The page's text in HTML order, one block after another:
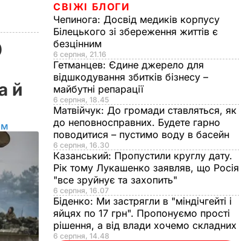
й
СВІЖІ БЛОГИ
Чепинога: Досвід медиків корпусу
Білецького зі збереження життів є
безцінним
6 серпня, 21.16
Гетманцев: Єдине джерело для
відшкодування збитків бізнесу –
майбутні репарації
6 серпня, 18.45
Матвійчук: До громади ставляться, як
до неповносправних. Будете гарно
поводитися – пустимо воду в басейн
6 серпня, 16.30
Казанський: Пропустили круглу дату.
Рік тому Лукашенко заявляв, що Росія
"все зруйнує та захопить"
6 серпня, 16.07
Біденко: Ми застрягли в "міндічгейті і
яйцях по 17 грн". Пропонуємо прості
рішення, а від влади хочемо складних
6 серпня, 14.48